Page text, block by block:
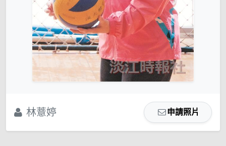
林薏婷 申請照片